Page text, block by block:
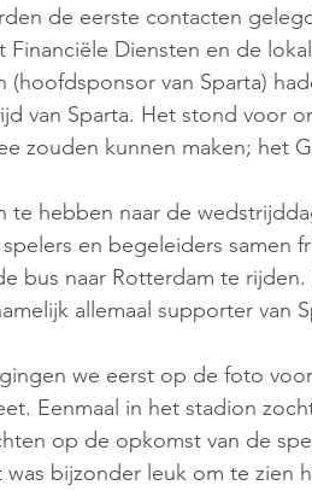
de eerste contacten
Financiële Diensten en de
(hoofdsponsor van Sparta)
van Sparta. Het stond voor
zouden kunnen maken; het
te hebben naar de
en begeleiders samen
bus naar Rotterdam te
allemaal supporter van
we eerst op de foto
Eenmaal in het stadion
op de opkomst van de
bijzonder leuk om te zien